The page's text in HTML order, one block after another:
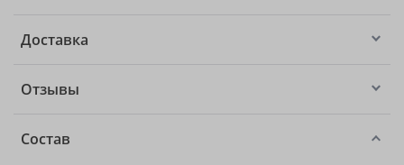
Доставка
Отзывы
Состав